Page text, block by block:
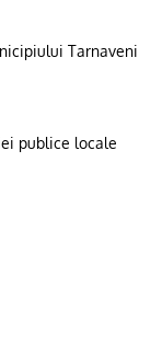
Tarnaveni
publice locale